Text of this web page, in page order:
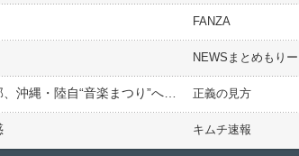
FANZA
NEWSまとめもりー
正義の見方
キムチ速報